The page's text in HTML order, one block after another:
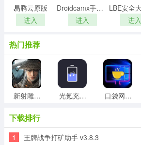
易腾云原版
进入
Droidcamx手机最新版
进入
进入
热门推荐
新射雕群侠传之铁血丹心手机版 光氪充电提示音官方最新版 口袋网咖手机免费版
极速清理大师手机免费版 亲Key键盘手机版
下载排行
1 王牌战争打矿助手 v3.8.3